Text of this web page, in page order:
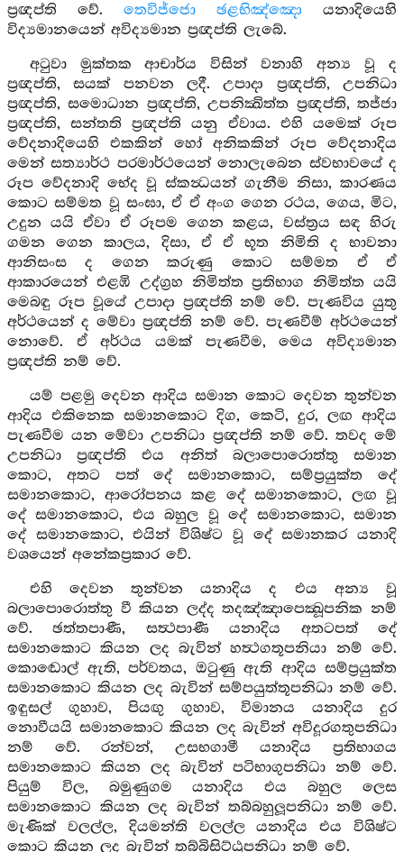
ප්‍රඥප්ති වේ. තෙවිජ්ජො ඡළභිඤ්ඤො යනාදියෙහි
විද්‍යමානයෙන් අවිද්‍යමාන ප්‍රඥප්ති ලැබේ.
අටුවා මුක්තක ආචාර්ය විසින් වනාහි අන්‍ය වූ ද
ප්‍රඥප්ති, සයක් පනවන ලදී. උපාදා ප්‍රඥප්ති, උපනිධා
ප්‍රඥප්ති, සමොධාන ප්‍රඥප්ති, උපනික්‍ඛිත්ත ප්‍රඥප්ති, තජ්ජා
ප්‍රඥප්ති, සන්තති ප්‍රඥප්ති යනු ඒවාය. එහි යමෙක් රූප
වේදනාදියෙහි එකකින් හෝ අනිකකින් රූප වේදනාදිය
මෙන් සත්‍යාර්ථ පරමාර්ථයෙන් නොලැබෙන ස්වභාවයේ ද
රූප වේදනාදි භේද වූ ස්කන්‍ධයන් ගැනීම නිසා, කාරණය
කොට සම්මත වූ සංඝා, ඒ ඒ අංග ගෙන රථය, ගෙය, මිට,
උදුන යයි ඒවා ඒ රූපම ගෙන කළය, වස්ත්‍රය සඳ හිරු
ගමන ගෙන කාලය, දිසා, ඒ ඒ භූත නිමිති ද භාවනා
ආනිසංස ද ගෙන කරුණු කොට සම්මත ඒ ඒ
ආකාරයෙන් එළඹි උද්ග්‍රහ නිමිත්ත ප්‍රතිභාග නිමිත්ත යයි
මෙබඳු රූප වූයේ උපාදා ප්‍රඥප්ති නම් වේ. පැණවිය යුතු
අර්ථයෙන් ද මේවා ප්‍රඥප්ති නම් වේ. පැණවීම් අර්ථයෙන්
නොවේ. ඒ අර්ථය යමක් පැණවීම, මෙය අවිද්‍යමාන
ප්‍රඥප්ති නම් වේ.
යම් පළමු දෙවන ආදිය සමාන කොට දෙවන තුන්වන
ආදිය එකිනෙක සමානකොට දිග, කෙටි, දුර, ලඟ ආදිය
පැණවීම යන මේවා උපනිධා ප්‍රඥප්ති නම් වේ. තවද මේ
උපනිධා ප්‍රඥප්ති එය අනිත් බලාපොරොත්තු සමාන
කොට, අතට පත් දේ සමානකොට, සම්ප්‍රයුක්ත දේ
සමානකොට, ආරෝපනය කළ දේ සමානකොට, ලඟ වූ
දේ සමානකොට, එය බහුල වූ දේ සමානකොට, සමාන
දේ සමානකොට, එයින් විශිෂ්ට වූ දේ සමානකර යනාදි
වශයෙන් අනේකප්‍රකාර වේ.
එහි දෙවන තුන්වන යනාදිය ද එය අන්‍ය වූ
බලාපොරොත්තු වී කියන ලද්ද තදඤ්ඤාපෙක්‍ඛූපනික නම්
වේ. ඡත්තපාණී, සත්‍ථපාණී යනාදිය අතටපත් දේ
සමානකොට කියන ලද බැවින් හත්‍ථගතූපනියා නම් වේ.
කොඬොල් ඇති, පර්වතය, ඔටුණු ඇති ආදිය සම්ප්‍රයුක්ත
සමානකොට කියන ලද බැවින් සම්පයුත්තූපනිධා නම් වේ.
ඉඳුසල් ගුහාව, පියඟු ගුහාව, විමානය යනාදිය දුර
නොවීයයි සමානකොට කියන ලද බැවින් අවිදූරගතුපනිධා
නම් වේ. රන්වන්, උසභගාමී යනාදිය ප්‍රතිභාගය
සමානකොට කියන ලද බැවින් පටිභාගුපනිධා නම් වේ.
පියුම් විල, බමුණුගම යනාදිය එය බහුල ලෙස
සමානකොට කියන ලද බැවින් තබ්බහුලූපනිධා නම් වේ.
මැණික් වලල්ල, දියමන්ති වලල්ල යනාදිය එය විශිෂ්ට
කොට කියන ලද බැවින් තබ්බිසිට්ඨූපනිධා නම් වේ.